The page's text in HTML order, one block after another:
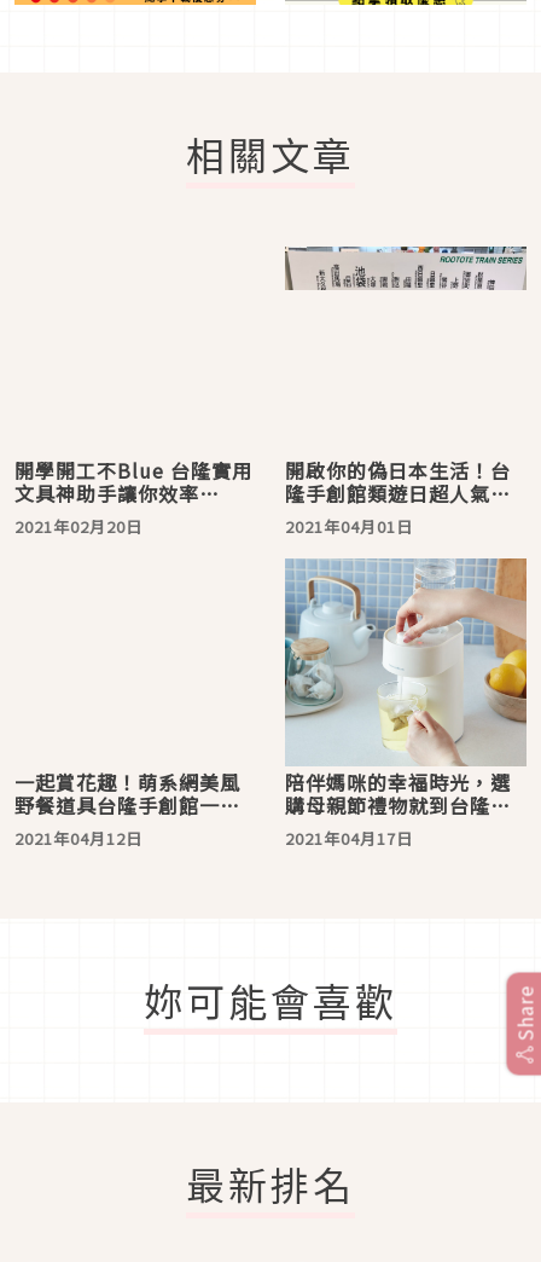
相關文章
開學開工不Blue 台隆實用
文具神助手讓你效率
UPUP！
2021年02月20日
開啟你的偽日本生活！台
隆手創館類遊日超人氣必
買商品在這裡
2021年04月01日
一起賞花趣！萌系網美風
野餐道具台隆手創館一次
滿足你
2021年04月12日
陪伴媽咪的幸福時光，選
購母親節禮物就到台隆手
創吧！
2021年04月17日
妳可能會喜歡
最新排名
Share